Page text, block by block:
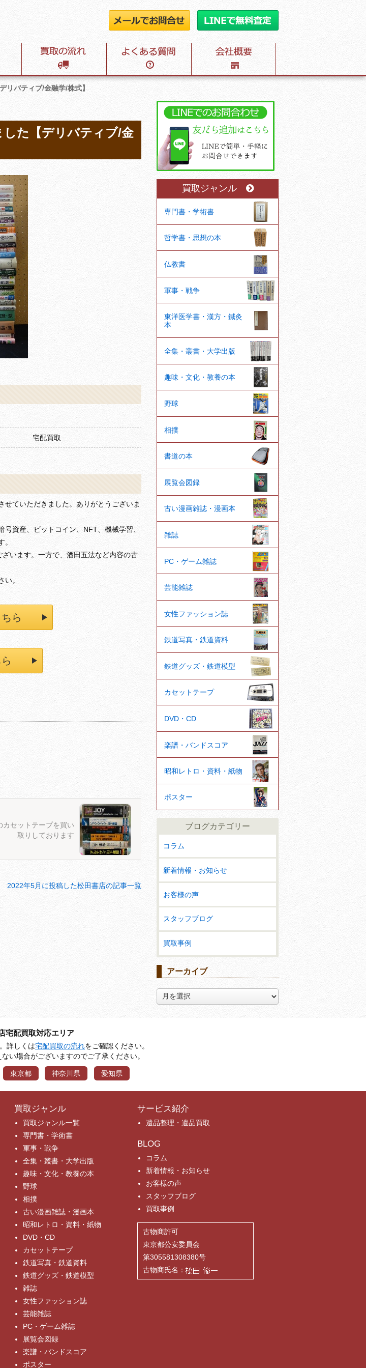
リバティブ/金融学/株式】
た【デリバティブ/金
宅配買取
ていただきました。ありがとうございま
資産、ビットコイン、NFT、機械学習、
います。一方で、酒田五法など内容の古
。
ら
カセットテープを買い
取りしております
2022年5月に投稿した松田書店の記事一覧
買取ジャンル
専門書・学術書
哲学書・思想の本
仏教書
軍事・戦争
東洋医学書・漢方・鍼灸
本
全集・叢書・大学出版
趣味・文化・教養の本
野球
相撲
書道の本
展覧会図録
古い漫画雑誌・漫画本
雑誌
PC・ゲーム雑誌
芸能雑誌
女性ファッション誌
鉄道写真・鉄道資料
鉄道グッズ・鉄道模型
カセットテープ
DVD・CD
楽譜・バンドスコア
昭和レトロ・資料・紙物
ポスター
ブログカテゴリー
コラム
新着情報・お知らせ
お客様の声
スタッフブログ
買取事例
アーカイブ
ー
宅配買取対応エリア
詳しくは宅配買取の流れをご確認ください。
い場合がございますのでご了承ください。
東京都 神奈川県 愛知県
買取ジャンル
買取ジャンル一覧
専門書・学術書
軍事・戦争
全集・叢書・大学出版
趣味・文化・教養の本
野球
相撲
古い漫画雑誌・漫画本
昭和レトロ・資料・紙物
DVD・CD
カセットテープ
鉄道写真・鉄道資料
鉄道グッズ・鉄道模型
雑誌
女性ファッション誌
芸能雑誌
PC・ゲーム雑誌
展覧会図録
楽譜・バンドスコア
ポスター
サービス紹介
遺品整理・遺品買取
BLOG
コラム
新着情報・お知らせ
お客様の声
スタッフブログ
買取事例
古物商許可
東京都公安委員会
第305581308380号
古物商氏名：